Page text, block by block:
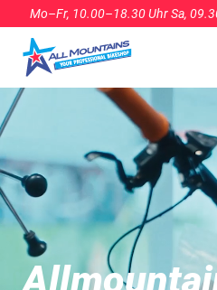
Mo–Fr, 10.00–18.30 Uhr Sa,